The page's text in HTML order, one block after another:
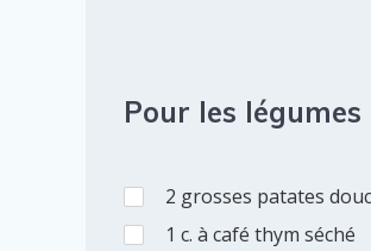
Pour les
2 grosses patates
1 c. à café thym séché